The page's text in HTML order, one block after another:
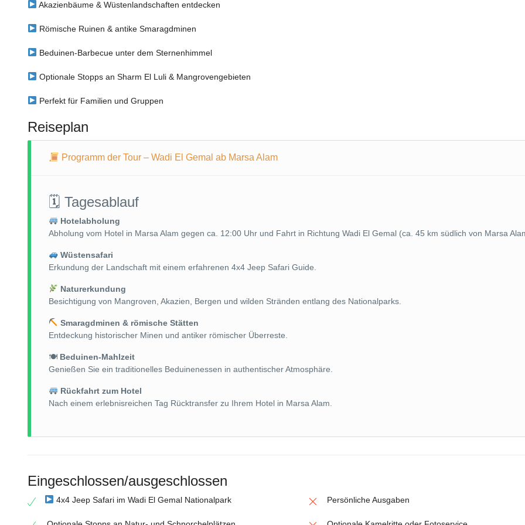
Akazienbäume & Wüstenlandschaften entdecken
Römische Ruinen & antike Smaragdminen
Beduinen-Barbecue unter dem Sternenhimmel
Optionale Stopps an Sharm El Luli & Mangrovengebieten
Perfekt für Familien und Gruppen
Reiseplan
Programm der Tour – Wadi El Gemal ab Marsa Alam
🗓 Tagesablauf
Hotelabholung
Abholung vom Hotel in Marsa Alam gegen ca. 12:00 Uhr und Fahrt in Richtung Wadi El Gemal (ca. 45 km südlich von Marsa
Wüstensafari
Erkundung der Landschaft mit einem erfahrenen 4x4 Jeep Safari Guide.
Naturerkundung
Besichtigung von Mangroven, Akazien, Bergen und wilden Stränden entlang des Nationalparks.
Smaragdminen & römische Stätten
Entdeckung historischer Minen und antiker römischer Überreste.
🍽 Beduinen-Mahlzeit
Genießen Sie ein traditionelles Beduinenessen in authentischer Atmosphäre.
Rückfahrt zum Hotel
Nach einem erlebnisreichen Tag Rücktransfer zu Ihrem Hotel in Marsa Alam.
Eingeschlossen/ausgeschlossen
4x4 Jeep Safari im Wadi El Gemal Nationalpark Persönliche Ausgaben